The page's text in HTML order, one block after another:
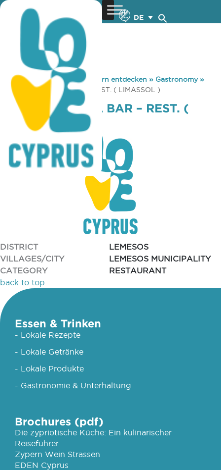
DE
You are here: Home »Zypern entdecken » Gastronomy»
INTERNATIONAL BAR – REST. ( LIMASSOL )
INTERNATIONAL BAR – REST. (
LIMASSOL )
DISTRICT
LEMESOS
VILLAGES/CITY
LEMESOS MUNICIPALITY
CATEGORY
RESTAURANT
back to top
Essen & Trinken
- Lokale Rezepte
- Lokale Getränke
- Lokale Produkte
- Gastronomie & Unterhaltung
Brochures (pdf)
Die zypriotische Küche: Ein kulinarischer
Reiseführer
Zypern Wein Strassen
EDEN Cyprus